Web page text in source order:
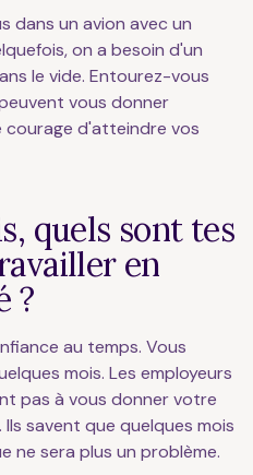
dans un avion avec un
on a besoin d'un
le vide. Entourez-vous
vous donner
courage d'atteindre vos
quels sont tes
en
?
au temps. Vous
mois. Les employeurs
pas à vous donner votre
savent que quelques mois
ne sera plus un problème.